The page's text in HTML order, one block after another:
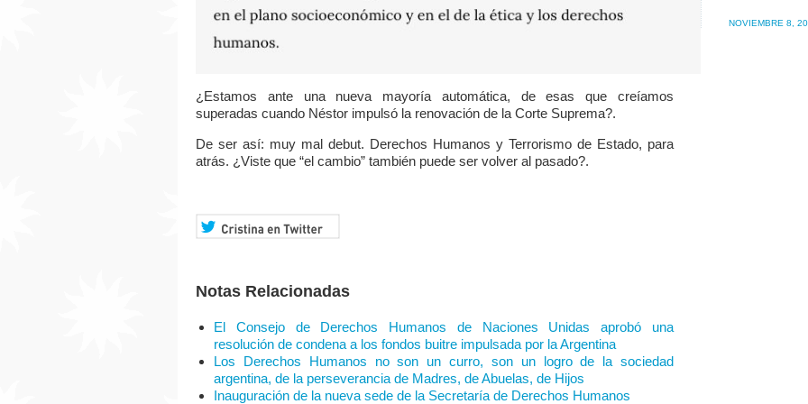
¿Estamos ante una nueva mayoría automática, de esas que creíamos
superadas cuando Néstor impulsó la renovación de la Corte Suprema?.
De ser así: muy mal debut. Derechos Humanos y Terrorismo de Estado, para
atrás. ¿Viste que “el cambio” también puede ser volver al pasado?.
Notas Relacionadas
El Consejo de Derechos Humanos de Naciones Unidas aprobó una
resolución de condena a los fondos buitre impulsada por la Argentina
Los Derechos Humanos no son un curro, son un logro de la sociedad
argentina, de la perseverancia de Madres, de Abuelas, de Hijos
Inauguración de la nueva sede de la Secretaría de Derechos Humanos
NOVIEMBRE 8,